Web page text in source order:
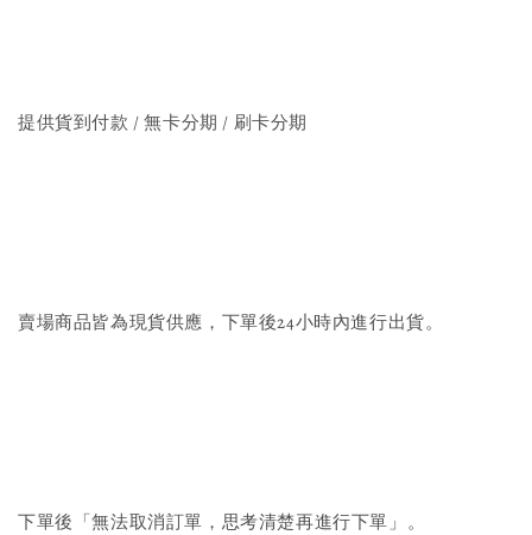
提供貨到付款 / 無卡分期 / 刷卡分期
賣場商品皆為現貨供應，下單後24小時內進行出貨。
下單後「無法取消訂單，思考清楚再進行下單」。